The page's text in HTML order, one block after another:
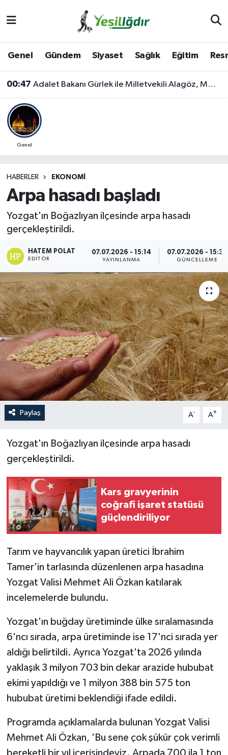
Genel Gündem Siyaset Sağlık Eğitim
00:47 Adalet Bakanı Gürlek ile Milletvekili Alagöz, MHP İl Başkanlığını Ziyaret Etti
Genel
HABERLER EKONOMI
Arpa hasadı başladı
Yozgat'ın Boğazlıyan ilçesinde arpa hasadı
gerçekleştirildi.
HATEM POLAT
EDITÖR
07.07.2026 - 15:14
YAYINLANMA
07.07.2026 - 15:37
GÜNCELLEME
Paylaş A- A+
Yozgat'ın Boğazlıyan ilçesinde arpa hasadı
gerçekleştirildi.
Kars gravyerinin
coğrafi işaret statüsü
güçlendiriliyor
Tarım ve hayvancılık yapan üretici İbrahim
Tamer'in tarlasında düzenlenen arpa hasadına
Yozgat Valisi Mehmet Ali Özkan katılarak
incelemelerde bulundu.
Yozgat'ın buğday üretiminde ülke sıralamasında
6'ncı sırada, arpa üretiminde ise 17'nci sırada yer
aldığı belirtildi. Ayrıca Yozgat'ta 2026 yılında
yaklaşık 3 milyon 703 bin dekar arazide hububat
ekimi yapıldığı ve 1 milyon 388 bin 575 ton
hububat üretimi beklendiği ifade edildi.
Programda açıklamalarda bulunan Yozgat Valisi
Mehmet Ali Özkan, 'Bu sene çok şükür çok verimli
bereketli bir yıl içerisindeyiz. Arpada 700 ila 1 ton
Iğdır Trafik Yoğunluk Haritası
Süper Lig Puan Durumu ve Fikstür
Son Dakika Haberleri
Haber Arşivi